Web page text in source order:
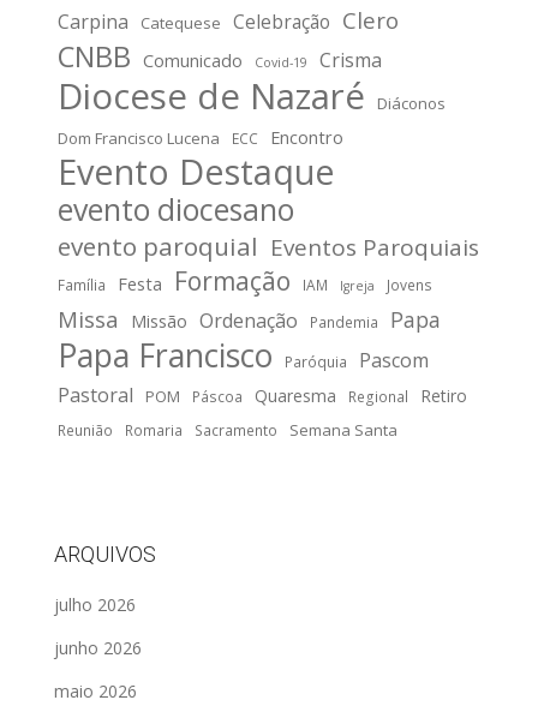
Carpina Catequese Celebração Clero
CNBB Comunicado Covid-19 Crisma
Diocese de Nazaré
Diáconos
Dom Francisco Lucena
ECC Encontro
Evento Destaque
evento diocesano
evento paroquial Eventos Paroquiais
Família Festa Formação IAM Igreja Jovens
Missa Missão Ordenação Pandemia Papa
Papa Francisco Paróquia
Pascom
Pastoral
POM Páscoa Quaresma Regional Retiro
Reunião Romaria Sacramento Semana Santa
ARQUIVOS
julho 2026
junho 2026
maio 2026